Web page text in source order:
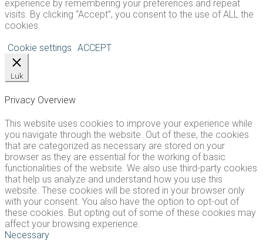
experience by remembering your preferences and repeat
visits. By clicking “Accept”, you consent to the use of ALL the
cookies.
Cookie settings ACCEPT
Luk
Privacy Overview
This website uses cookies to improve your experience while
you navigate through the website. Out of these, the cookies
that are categorized as necessary are stored on your
browser as they are essential for the working of basic
functionalities of the website. We also use third-party cookies
that help us analyze and understand how you use this
website. These cookies will be stored in your browser only
with your consent. You also have the option to opt-out of
these cookies. But opting out of some of these cookies may
affect your browsing experience.
Necessary